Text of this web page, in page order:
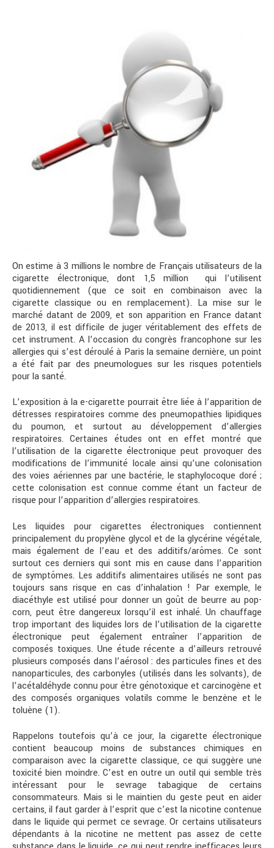
On estime à 3 millions le nombre de Français utilisateurs de la
cigarette électronique, dont 1,5 million qui l’utilisent
quotidiennement (que ce soit en combinaison avec la
cigarette classique ou en remplacement). La mise sur le
marché datant de 2009, et son apparition en France datant
de 2013, il est difficile de juger véritablement des effets de
cet instrument. A l’occasion du congrès francophone sur les
allergies qui s’est déroulé à Paris la semaine dernière, un point
a été fait par des pneumologues sur les risques potentiels
pour la santé.
L’exposition à la e-cigarette pourrait être liée à l’apparition de
détresses respiratoires comme des pneumopathies lipidiques
du poumon, et surtout au développement d’allergies
respiratoires. Certaines études ont en effet montré que
l’utilisation de la cigarette électronique peut provoquer des
modifications de l’immunité locale ainsi qu’une colonisation
des voies aériennes par une bactérie, le staphylocoque doré ;
cette colonisation est connue comme étant un facteur de
risque pour l’apparition d’allergies respiratoires.
Les liquides pour cigarettes électroniques contiennent
principalement du propylène glycol et de la glycérine végétale,
mais également de l’eau et des additifs/arômes. Ce sont
surtout ces derniers qui sont mis en cause dans l’apparition
de symptômes. Les additifs alimentaires utilisés ne sont pas
toujours sans risque en cas d’inhalation ! Par exemple, le
diacéthyle est utilisé pour donner un goût de beurre au pop-
corn, peut être dangereux lorsqu’il est inhalé. Un chauffage
trop important des liquides lors de l’utilisation de la cigarette
électronique peut également entraîner l’apparition de
composés toxiques. Une étude récente a d’ailleurs retrouvé
plusieurs composés dans l’aérosol : des particules fines et des
nanoparticules, des carbonyles (utilisés dans les solvants), de
l’acétaldéhyde connu pour être génotoxique et carcinogène et
des composés organiques volatils comme le benzène et le
toluène (1).
Rappelons toutefois qu’à ce jour, la cigarette électronique
contient beaucoup moins de substances chimiques en
comparaison avec la cigarette classique, ce qui suggère une
toxicité bien moindre. C’est en outre un outil qui semble très
intéressant pour le sevrage tabagique de certains
consommateurs. Mais si le maintien du geste peut en aider
certains, il faut garder à l’esprit que c’est la nicotine contenue
dans le liquide qui permet ce sevrage. Or certains utilisateurs
dépendants à la nicotine ne mettent pas assez de cette